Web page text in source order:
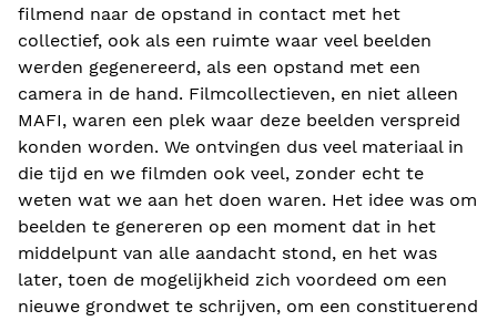
filmend naar de opstand in contact met het
collectief, ook als een ruimte waar veel beelden
werden gegenereerd, als een opstand met een
camera in de hand. Filmcollectieven, en niet alleen
MAFI, waren een plek waar deze beelden verspreid
konden worden. We ontvingen dus veel materiaal in
die tijd en we filmden ook veel, zonder echt te
weten wat we aan het doen waren. Het idee was om
beelden te genereren op een moment dat in het
middelpunt van alle aandacht stond, en het was
later, toen de mogelijkheid zich voordeed om een
nieuwe grondwet te schrijven, om een constituerend